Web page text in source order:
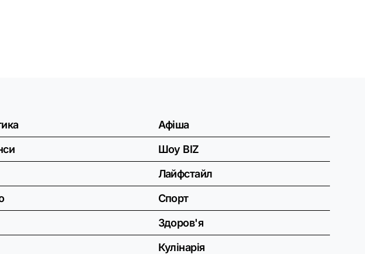
Афіша
Шоу BIZ
Лайфстайл
Спорт
Здоров'я
Кулінарія